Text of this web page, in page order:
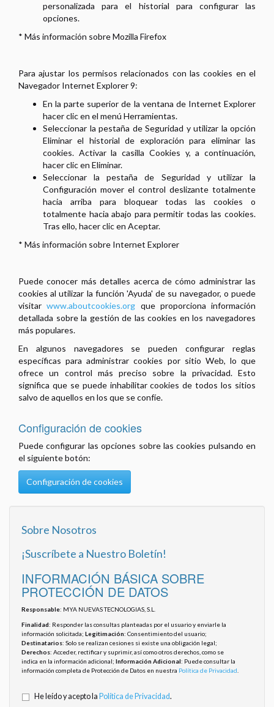
personalizada para el historial para configurar las
opciones.
* Más información sobre Mozilla Firefox
Para ajustar los permisos relacionados con las cookies en el
Navegador Internet Explorer 9:
En la parte superior de la ventana de Internet Explorer
hacer clic en el menú Herramientas.
Seleccionar la pestaña de Seguridad y utilizar la opción
Eliminar el historial de exploración para eliminar las
cookies. Activar la casilla Cookies y, a continuación,
hacer clic en Eliminar.
Seleccionar la pestaña de Seguridad y utilizar la
Configuración mover el control deslizante totalmente
hacia arriba para bloquear todas las cookies o
totalmente hacia abajo para permitir todas las cookies.
Tras ello, hacer clic en Aceptar.
* Más información sobre Internet Explorer
Puede conocer más detalles acerca de cómo administrar las
cookies al utilizar la función 'Ayuda' de su navegador, o puede
visitarwww.aboutcookies.org que proporciona información
detallada sobre la gestión de las cookies en los navegadores
más populares.
En algunos navegadores se pueden configurar reglas
específicas para administrar cookies por sitio Web, lo que
ofrece un control más preciso sobre la privacidad. Esto
significa que se puede inhabilitar cookies de todos los sitios
salvo de aquellos en los que se confíe.
Configuración de cookies
Puede configurar las opciones sobre las cookies pulsando en
el siguiente botón:
Configuración de cookies
Sobre Nosotros
¡Suscríbete a Nuestro Boletín!
INFORMACIÓN BÁSICA SOBRE
PROTECCIÓN DE DATOS
Responsable: MYA NUEVAS TECNOLOGIAS, S.L.
Finalidad: Responder las consultas planteadas por el usuario y enviarle la
información solicitada; Legitimación: Consentimiento del usuario;
Destinatarios: Solo se realizan cesiones si existe una obligación legal;
Derechos: Acceder, rectificar y suprimir, así como otros derechos, como se
indica en la información adicional; Información Adicional: Puede consultar la
información completa de Protección de Datos en nuestra Política de Privacidad
He leído y acepto la Política de Privacidad.